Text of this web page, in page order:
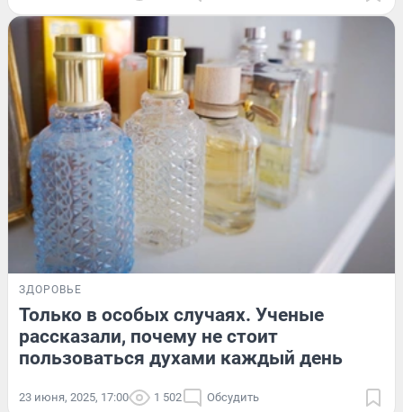
ЗДОРОВЬЕ
Только в особых случаях. Ученые
рассказали, почему не стоит
пользоваться духами каждый день
23 июня, 2025, 17:00 1 502 Обсудить